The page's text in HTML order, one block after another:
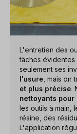
L'entretien des
tâches
seulement ses
l'usure , mais on
et plus précise.
nettoyants pour
les outils à main,
résine, des
L'application